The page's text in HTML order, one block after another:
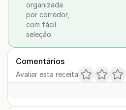
organizada
por corredor,
com fácil
seleção.
Comentários
Avaliar esta receita